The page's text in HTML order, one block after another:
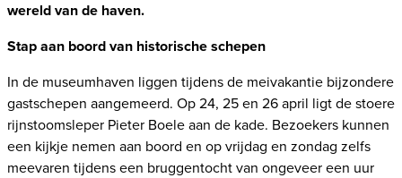
wereld van de haven.
Stap aan boord van historische schepen
In de museumhaven liggen tijdens de meivakantie bijzondere
gastschepen aangemeerd. Op 24, 25 en 26 april ligt de stoere
rijnstoomsleper Pieter Boele aan de kade. Bezoekers kunnen
een kijkje nemen aan boord en op vrijdag en zondag zelfs
meevaren tijdens een bruggentocht van ongeveer een uur